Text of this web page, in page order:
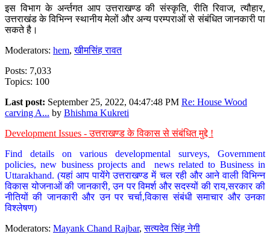
इस विभाग के अर्न्तगत आप उत्तराखण्ड की संस्कृति, रीति रिवाज, त्यौहार,
उत्तराखंड के विभिन्न स्थानीय मेलों और अन्य परम्पराओं से संबंधित जानकारी पा
सकते है।
Moderators: hem,खीमसिंह रावत
Posts: 7,033
Topics: 100
Last post: September 25, 2022, 04:47:48 PM Re: House Wood
carving A... by Bhishma Kukreti
Development Issues - उत्तराखण्ड के विकास से संबंधित मुद्दे !
Find details on various developmental surveys, Government
policies, new business projects and news related to Business in
Uttarakhand. (यहां आप पायेंगे उत्तराखण्ड में चल रही और आने वाली विभिन्न
विकास योजनाओं की जानकारी, उन पर विमर्श और सदस्यों की राय,सरकार की
नीतियों की जानकारी और उन पर चर्चा,विकास संबंधी समाचार और उनका
विश्लेषण)
Moderators: Mayank Chand Rajbar,सत्यदेव सिंह नेगी